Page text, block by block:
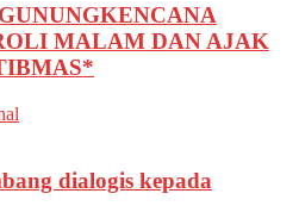
MALAM DAN AJAK
dialogis kepada